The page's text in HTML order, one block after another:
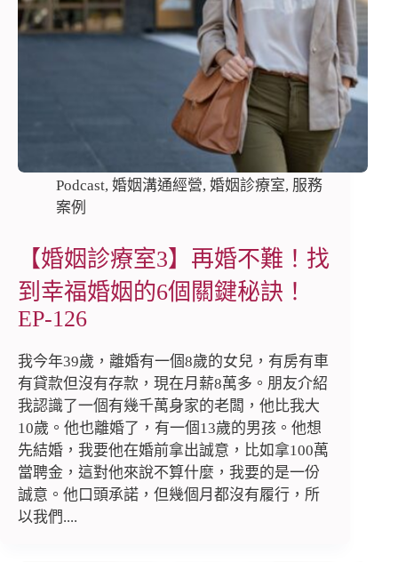
Podcast, 婚姻溝通經營, 婚姻診療室, 服務
案例
【婚姻診療室3】再婚不難！找
到幸福婚姻的6個關鍵秘訣！
EP-126
我今年39歲，離婚有一個8歲的女兒，有房有車
有貸款但沒有存款，現在月薪8萬多。朋友介紹
我認識了一個有幾千萬身家的老闆，他比我大
10歲。他也離婚了，有一個13歲的男孩。他想
先結婚，我要他在婚前拿出誠意，比如拿100萬
當聘金，這對他來說不算什麼，我要的是一份
誠意。他口頭承諾，但幾個月都沒有履行，所
以我們....